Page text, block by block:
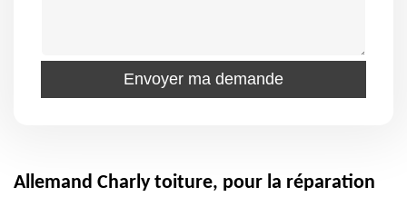
Allemand Charly toiture, pour la réparation